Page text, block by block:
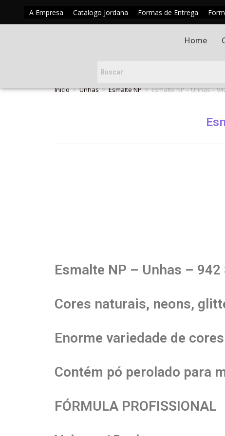
A Empresa Catalogo Jordana Formas de Entrega
Home
Início > Unhas > Esmalte NP > Esmalte NP – Unhas –
Esmalte NP – Unhas –
Cores naturais, neons,
Enorme variedade de
Contém pó perolado para
FÓRMULA PROFISSIONAL